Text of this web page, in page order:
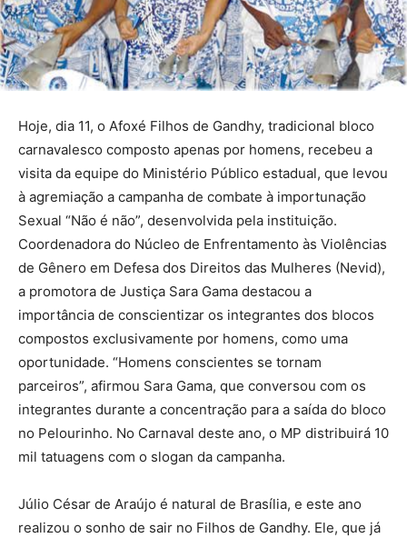
Hoje, dia 11, o Afoxé Filhos de Gandhy, tradicional bloco
carnavalesco composto apenas por homens, recebeu a
visita da equipe do Ministério Público estadual, que levou
à agremiação a campanha de combate à importunação
Sexual “Não é não”, desenvolvida pela instituição.
Coordenadora do Núcleo de Enfrentamento às Violências
de Gênero em Defesa dos Direitos das Mulheres (Nevid),
a promotora de Justiça Sara Gama destacou a
importância de conscientizar os integrantes dos blocos
compostos exclusivamente por homens, como uma
oportunidade. “Homens conscientes se tornam
parceiros”, afirmou Sara Gama, que conversou com os
integrantes durante a concentração para a saída do bloco
no Pelourinho. No Carnaval deste ano, o MP distribuirá 10
mil tatuagens com o slogan da campanha.
Júlio César de Araújo é natural de Brasília, e este ano
realizou o sonho de sair no Filhos de Gandhy. Ele, que já